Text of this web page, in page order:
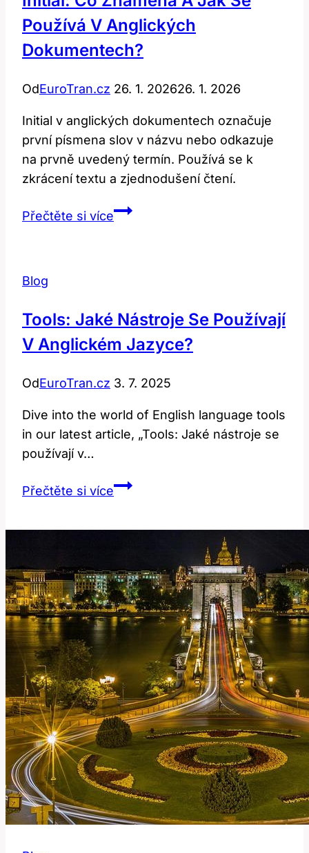
Používá V Anglických
Dokumentech?
OdEuroTran.cz 26. 1. 202626. 1. 2026
Initial v anglických dokumentech označuje
první písmena slov v názvu nebo odkazuje
na prvně uvedený termín. Používá se k
zkrácení textu a zjednodušení čtení.
Přečtěte si víceInitial:
používá
v
dokumentech?
Blog
Tools: Jaké Nástroje Se Používají
V Anglickém Jazyce?
OdEuroTran.cz 3. 7. 2025
Dive into the world of English language tools
in our latest article, „Tools: Jaké nástroje se
používají v…
Přečtěte si víceTools:
v
anglickém
jazyce?